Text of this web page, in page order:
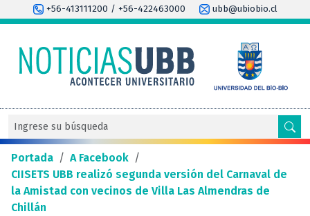
+56-413111200 / +56-422463000 ubb@ubiobio.cl
Portada / A Facebook /
CIISETS UBB realizó segunda versión del Carnaval de
la Amistad con vecinos de Villa Las Almendras de
Chillán